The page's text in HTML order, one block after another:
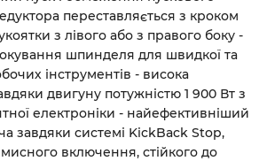
переставляється з кроком
з лівого або з правого боку -
шпинделя для швидкої та
інструментів - висока
двигуну потужністю 1 900 Вт з
електроніки - найефективніший
завдяки системі KickBack Stop,
включення, стійкого до